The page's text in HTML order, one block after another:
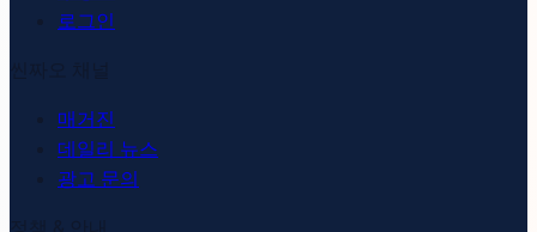
로그인
매거진
데일리 뉴스
광고 문의